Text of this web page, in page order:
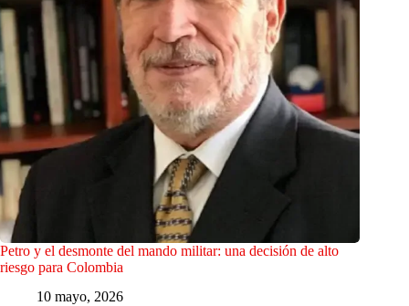
Petro y el desmonte del mando militar: una decisión de alto
riesgo para Colombia
10 mayo, 2026